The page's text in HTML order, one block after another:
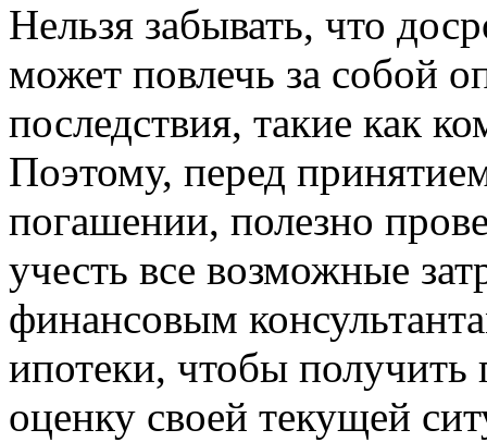
Нельзя забывать, что
может повлечь за собой
последствия, такие как
Поэтому, перед
погашении, полезно
учесть все возможные
финансовым
ипотеки, чтобы
оценку своей текущей